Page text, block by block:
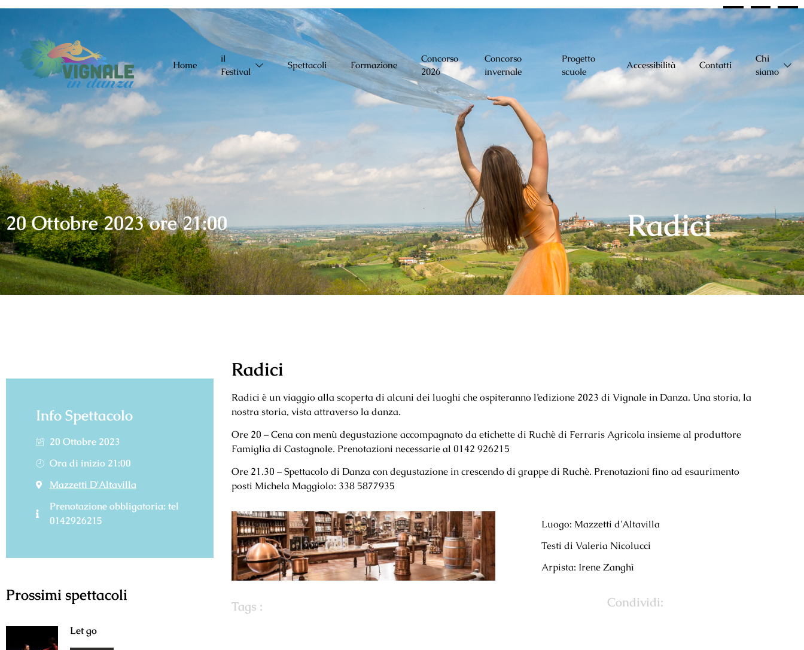
Chiama: +(39) 338 5877935Email: info@vignaleindanza.com
Home
il
Festival
Spettacoli Formazione
Concorso
2026
Concorso
invernale
Progetto
scuole
Accessibilità Contatti
Chi
siamo
20 Ottobre 2023 ore 21:00 Radici
Info Spettacolo
20 Ottobre 2023
Ora di inizio 21:00
Mazzetti D'Altavilla
Prenotazione obbligatoria: tel
0142926215
Prossimi spettacoli
Let go
Radici
Radici è un viaggio alla scoperta di alcuni dei luoghi che ospiteranno l’edizione 2023 di Vignale in Danza. Una storia, la
nostra storia, vista attraverso la danza.
Ore 20 – Cena con menù degustazione accompagnato da etichette di Ruchè di Ferraris Agricola insieme al produttore
Famiglia di Castagnole. Prenotazioni necessarie al 0142 926215
Ore 21.30 – Spettacolo di Danza con degustazione in crescendo di grappe di Ruchè. Prenotazioni fino ad esaurimento
posti Michela Maggiolo: 338 5877935
Luogo: Mazzetti d'Altavilla
Testi di Valeria Nicolucci
Arpista: Irene Zanghì
Tags : Condividi: